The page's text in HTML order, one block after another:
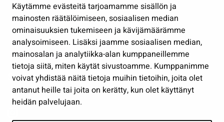
Käytämme evästeitä tarjoamamme sisällön ja
mainosten räätälöimiseen, sosiaalisen median
ominaisuuksien tukemiseen ja kävijämäärämme
analysoimiseen. Lisäksi jaamme sosiaalisen median,
mainosalan ja analytiikka-alan kumppaneillemme
tietoja siitä, miten käytät sivustoamme. Kumppanimme
voivat yhdistää näitä tietoja muihin tietoihin, joita olet
antanut heille tai joita on kerätty, kun olet käyttänyt
heidän palvelujaan.
Työ ja yrittäminen
Osallistu ja asioi
Näytä omat evästeasetukseni
Seuraa meitä